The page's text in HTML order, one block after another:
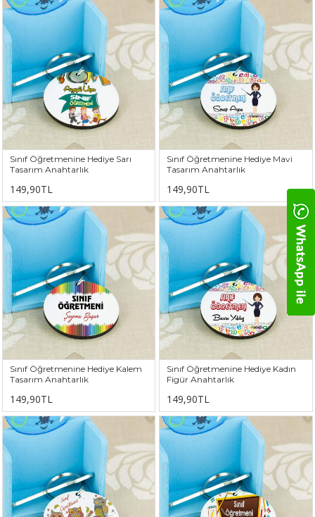
Sınıf Öğretmenine Hediye Sarı
Tasarım Anahtarlık
149,90TL
Sınıf Öğretmenine Hediye Mavi
Tasarım Anahtarlık
149,90TL
Sınıf Öğretmenine Hediye Kalem
Tasarım Anahtarlık
149,90TL
Sınıf Öğretmenine Hediye Kadın
Figür Anahtarlık
149,90TL